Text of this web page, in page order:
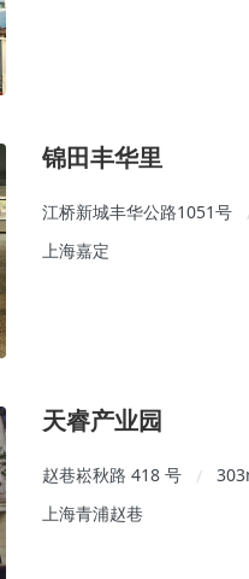
锦田丰华里
江桥新城丰华公路1051号
上海嘉定
天睿产业园
赵巷崧秋路 418 号 / 303
上海青浦赵巷